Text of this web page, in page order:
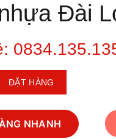
Đài
Đài Loan MD.27 số lượng
ĐẶT HÀNG
NHANH